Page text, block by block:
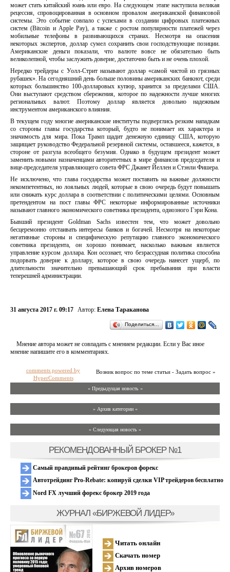
может стать китайский юань или евро. На следующем этапе наступила великая
рецессия, спровоцированная в основном провалом американской финансовой
системы. Это событие совпало с успехами в создании цифровых платежных
систем (Bitcoin и Apple Pay), а также с ростом популярности платежей через
мобильные телефоны в развивающихся странах. Несмотря на опасения
некоторых экспертов, доллар сумел сохранить свои господствующие позиции.
Американские деньги показали, что валюте вовсе не обязательно быть
великолепной, чтобы заслужить доверие, достаточно быть и не очень плохой.
Нередко трейдеры с Уолл-Стрит называют доллар «самой чистой из грязных
рубашек». На сегодняшний день больше половины американских банкнот, среди
которых большинство 100-долларовых купюр, хранится за пределами США.
Они выступают средством сбережения, которое по надежности лучше многих
региональных валют. Поэтому доллар является довольно надежным
инструментом американского влияния.
В текущем году многие американские институты подверглись резким нападкам
со стороны главы государства который, будто не понимает их характера и
значимость для мира. Пока Трамп щадит денежную единицу США, которую
защищает руководство Федеральной резервной системы, оставшееся, кажется, в
стороне от разгула всеобщего безумия. Однако в будущем президент может
заменить новыми назначенцами авторитетных в мире финансов председателя и
вице-председателя управляющего совета ФРС Джанет Йеллен и Стэнли Фишера.
Не исключено, что глава государства может поставить на важные должности
некомпетентных, но лояльных людей, которые в свою очередь будут повышать
или снижать курс доллара в соответствии с политическими целями. Основным
претендентом на пост главы ФРС некоторые информированные источники
называют главного экономического советника президента, одиозного Гэри Кона.
Бывший президент Goldman Sachs известен тем, что может довольно
бесцеремонно отстаивать интересы банков и богачей. Несмотря на некоторые
негативные стороны и специфическую репутацию главного экономического
советника президента, он хорошо понимает, насколько важным является
управление курсом доллара. Кон осознает, что безрассудная политика способна
подорвать доверие к доллару, которое в свою очередь нанесет ущерб, по
длительности значительно превышающий срок пребывания при власти
теперешней администрации.
31 августа 2017 г. 09:17 Автор: Елена Тараканова
Поделиться…
Мнение автора может не совпадать с мнением редакции. Если у Вас иное
мнение напишите его в комментариях.
Возник вопрос по теме статьи - Задать вопрос »
comments powered by
HyperComments
« Предыдущая новость «
» Архив категории «
» Следующая новость »
РЕКОМЕНДОВАННЫЙ БРОКЕР №1
Самый правдивый рейтинг брокеров форекс
Автотрейдинг Pro-Rebate: копируй сделки VIP трейдеров бесплатно
Nord FX лучший форекс брокер 2019 года
ЖУРНАЛ «БИРЖЕВОЙ ЛИДЕР»
Читать онлайн
Скачать номер
Архив номеров